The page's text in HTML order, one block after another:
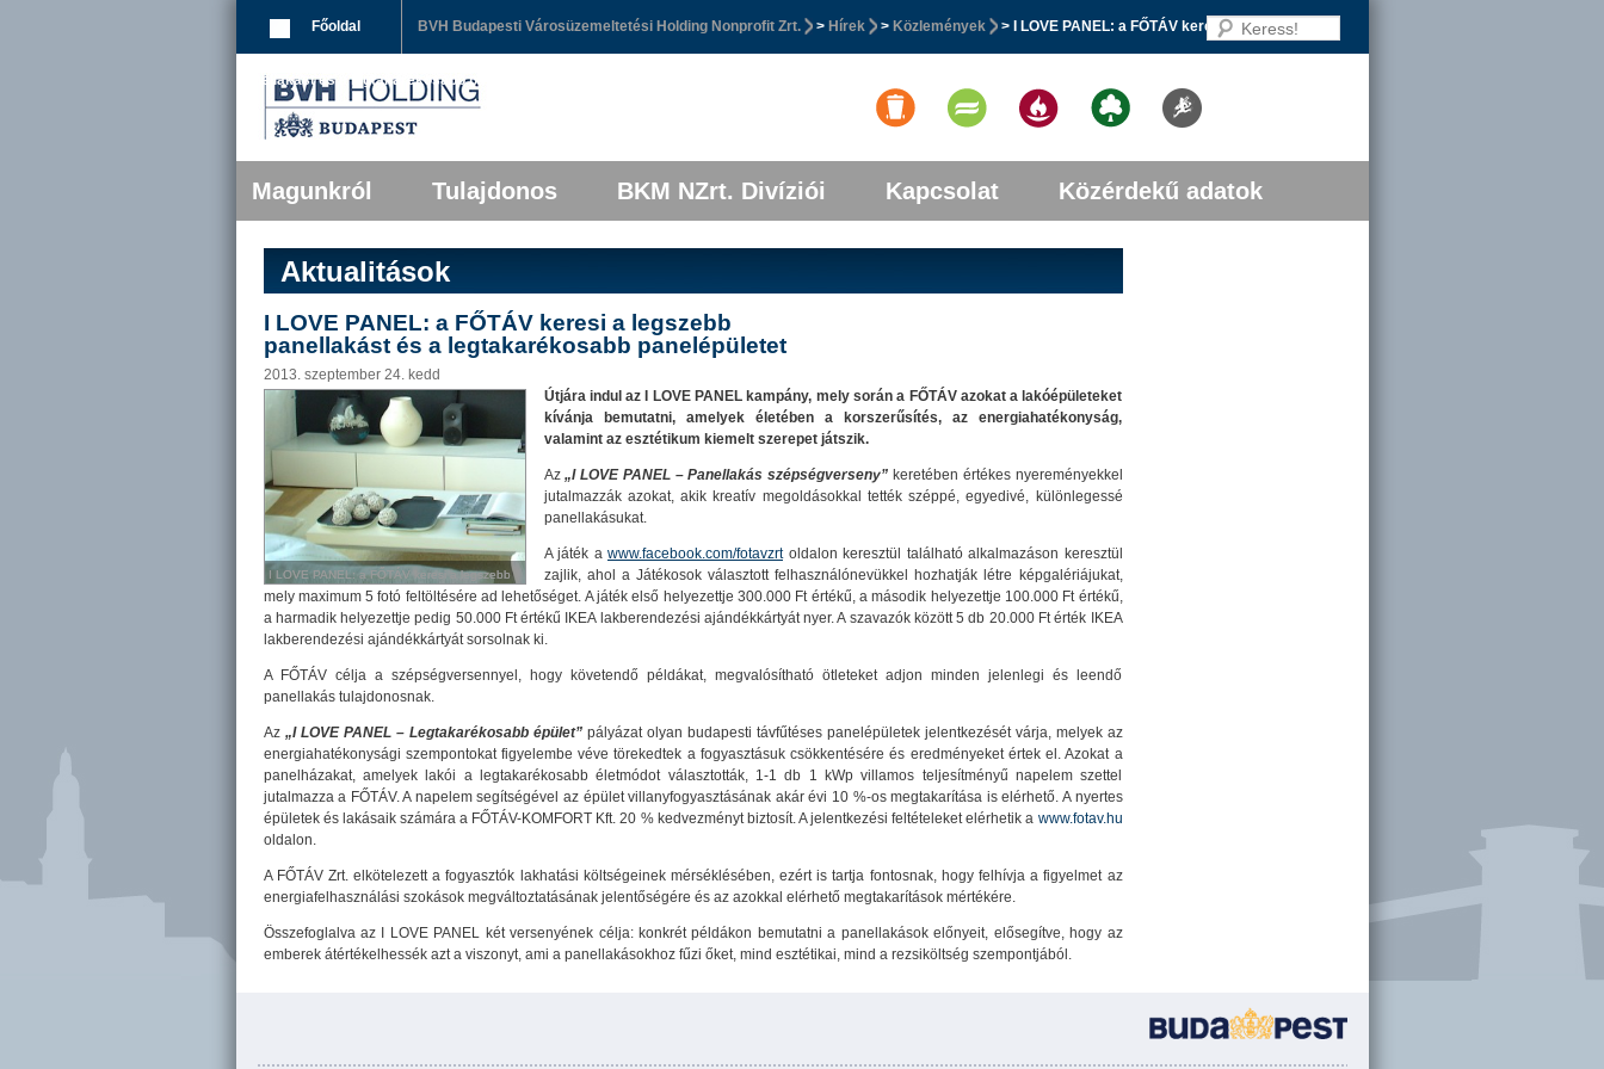
Tovább az elsődleges tartalomra
Tovább a másodlagos tartalomra
Magunkról Tulajdonos BKM NZrt. Divíziói Kapcsolat Közérdekű adatok
BreadcrumbsFőoldal BVH Budapesti Városüzemeltetési Holding Nonprofit Zrt. > Hírek > Közlemények > I LOVE PANEL: a FŐTÁV keresi a legszebb
panellakást és a legtakarékosabb panelépületet
Keress!
Aktualitások
I LOVE PANEL: a FŐTÁV keresi a legszebb
panellakást és a legtakarékosabb panelépületet
2013. szeptember 24. kedd
I LOVE PANEL: a FŐTÁV keresi a legszebb
panellakást és a legtakarékosabb panelépületet
I LOVE PANEL: a FŐTÁV keresi a legszebb
panellakást és a legtakarékosabb
panelépületet
Útjára indul az I LOVE PANEL kampány, mely során a FŐTÁV azokat a lakóépületeket
kívánja bemutatni, amelyek életében a korszerűsítés, az energiahatékonyság,
valamint az esztétikum kiemelt szerepet játszik.
Az„I LOVE PANEL – Panellakás szépségverseny” keretében értékes nyereményekkel
jutalmazzák azokat, akik kreatív megoldásokkal tették széppé, egyedivé, különlegessé
panellakásukat.
A játék a www.facebook.com/fotavzrtoldalon keresztül található alkalmazáson keresztül
zajlik, ahol a Játékosok választott felhasználónevükkel hozhatják létre képgalériájukat,
mely maximum 5 fotó feltöltésére ad lehetőséget. A játék első helyezettje 300.000 Ft értékű, a második helyezettje 100.000 Ft értékű,
a harmadik helyezettje pedig 50.000 Ft értékű IKEA lakberendezési ajándékkártyát nyer. A szavazók között 5 db 20.000 Ft érték IKEA
lakberendezési ajándékkártyát sorsolnak ki.
A FŐTÁV célja a szépségversennyel, hogy követendő példákat, megvalósítható ötleteket adjon minden jelenlegi és leendő
panellakás tulajdonosnak.
Az „I LOVE PANEL – Legtakarékosabb épület”pályázat olyan budapesti távfűtéses panelépületek jelentkezését várja, melyek az
energiahatékonysági szempontokat figyelembe véve törekedtek a fogyasztásuk csökkentésére és eredményeket értek el. Azokat a
panelházakat, amelyek lakói a legtakarékosabb életmódot választották, 1-1 db 1 kWp villamos teljesítményű napelem szettel
jutalmazza a FŐTÁV. A napelem segítségével az épület villanyfogyasztásának akár évi 10 %-os megtakarítása is elérhető. A nyertes
épületek és lakásaik számára a FŐTÁV-KOMFORT Kft. 20 % kedvezményt biztosít. A jelentkezési feltételeket elérhetik a www.fotav.hu
oldalon.
A FŐTÁV Zrt. elkötelezett a fogyasztók lakhatási költségeinek mérséklésében, ezért is tartja fontosnak, hogy felhívja a figyelmet az
energiafelhasználási szokások megváltoztatásának jelentőségére és az azokkal elérhető megtakarítások mértékére.
Összefoglalva az I LOVE PANEL két versenyének célja: konkrét példákon bemutatni a panellakások előnyeit, elősegítve, hogy az
emberek átértékelhessék azt a viszonyt, ami a panellakásokhoz fűzi őket, mind esztétikai, mind a rezsiköltség szempontjából.